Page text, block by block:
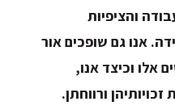
והציפיות
אנוגם שופכיםאור
אלו וכיצד אנו,
זכויותיהן ורווחתן.